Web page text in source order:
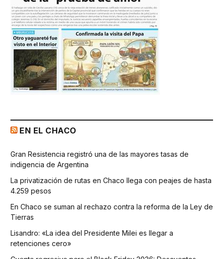
EN EL CHACO
Gran Resistencia registró una de las mayores tasas de
indigencia de Argentina
La privatización de rutas en Chaco llega con peajes de hasta
4.259 pesos
En Chaco se suman al rechazo contra la reforma de la Ley de
Tierras
Lisandro: «La idea del Presidente Milei es llegar a
retenciones cero»